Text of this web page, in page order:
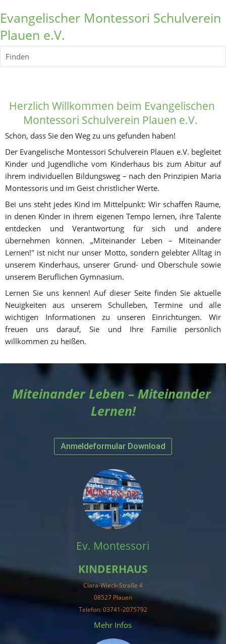
Evangelischer Montessori Schulverein
Plauen e.V.
Finden
Herzlich Willkommen beim Evangelischen
Montessori Schulverein Plauen e.V.
Schön, dass Sie den Weg zu uns gefunden haben!
Der Evangelische Montessori Schulverein Plauen e.V. begleitet
Kinder und Jugendliche vom Kinderhaus bis zum Abitur auf
ihrem individuellen Bildungsweg – nach den Prinzipien Maria
Montessoris und im Geist christlicher Werte.
Bei uns steht jedes Kind im Mittelpunkt: Wir schaffen Räume,
in denen Kinder in ihrem eigenen Tempo lernen, ihre Talente
entdecken und Verantwortung für sich und andere
übernehmen können. „Miteinander Leben – Miteinander
Lernen!" ist nicht nur unser Motto, sondern gelebter Alltag in
unserem Kinderhaus, unserer Grund- und Oberschule sowie
unserem Beruflichen Gymnasium.
Lernen Sie uns kennen! Auf dieser Seite finden Sie aktuelle
Neuigkeiten aus unserem Schulleben, Termine und alle
wichtigen Informationen zu unseren Einrichtungen. Wir
freuen uns darauf, Sie und Ihre Familie persönlich
willkommen zu heißen.
Miteinander Leben – Miteinander
Lernen!
Anmeldeformular Download
Ev. Montessori
KINDERHAUS
Clara-Wieck-Straße 4
08527 Plauen
Telefon: 03741-2075792
Mehr Infos